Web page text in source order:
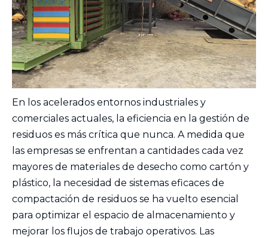
En los acelerados entornos industriales y
comerciales actuales, la eficiencia en la gestión de
residuos es más crítica que nunca. A medida que
las empresas se enfrentan a cantidades cada vez
mayores de materiales de desecho como cartón y
plástico, la necesidad de sistemas eficaces de
compactación de residuos se ha vuelto esencial
para optimizar el espacio de almacenamiento y
mejorar los flujos de trabajo operativos. Las